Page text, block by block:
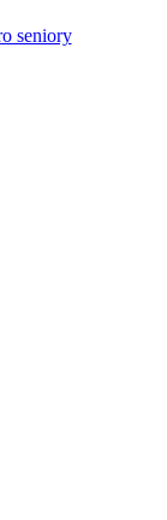
seniory